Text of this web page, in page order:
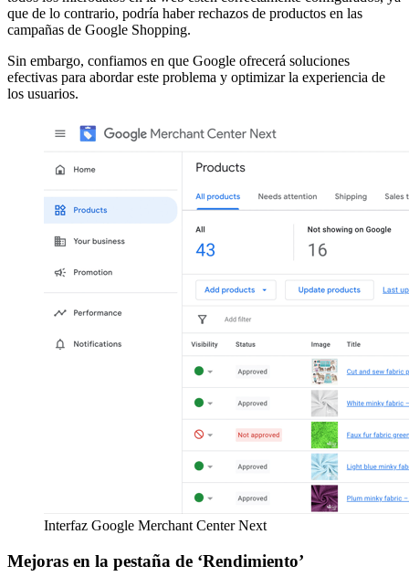
que de lo contrario, podría haber rechazos de productos en las
campañas de Google Shopping.
Sin embargo, confiamos en que Google ofrecerá soluciones
efectivas para abordar este problema y optimizar la experiencia de
los usuarios.
Interfaz Google Merchant Center Next
Mejoras en la pestaña de ‘Rendimiento’